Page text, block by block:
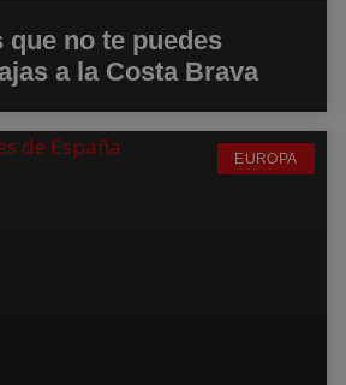
no te puedes
a la Costa Brava
EUROPA